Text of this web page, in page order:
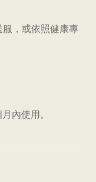
，或依照健康專
內使用。